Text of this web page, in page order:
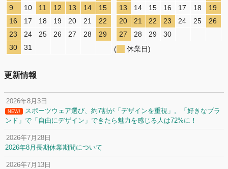
9
10 11 12 13 14
15
16
17 18 19 20 21
22
23
24 25 26 27 28
29
30
31
13
14 15 16 17 18
19
20
21 22 23 24 25
26
27
28 29
30
(
休業日)
更新情報
2026年8月3日
NEW!
スポーツウェア選び、約7割が「デザインを重視」。「好きなブラ
ンド」で「自由にデザイン」できたら魅力を感じる人は72%に！
2026年7月28日
2026年8月長期休業期間について
2026年7月13日